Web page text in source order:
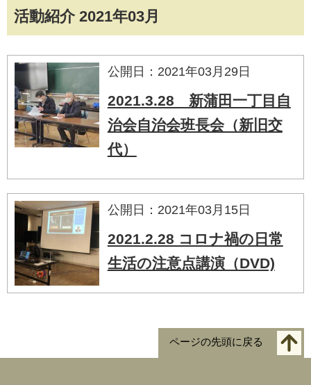
活動紹介 2021年03月
公開日：2021年03月29日
2021.3.28 新蒲田一丁目自
治会自治会班長会（新旧交
代）
公開日：2021年03月15日
2021.2.28 コロナ禍の日常
生活の注意点講演（DVD)
ページの先頭に戻る